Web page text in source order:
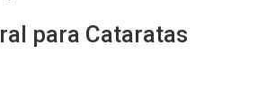
para Cataratas